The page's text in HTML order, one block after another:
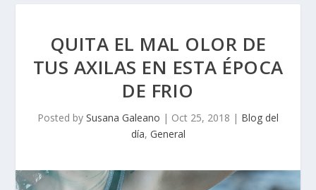
QUITA EL MAL OLOR DE
TUS AXILAS EN ESTA ÉPOCA
DE FRIO
Posted by Susana Galeano | Oct 25, 2018 | Blog del
día, General